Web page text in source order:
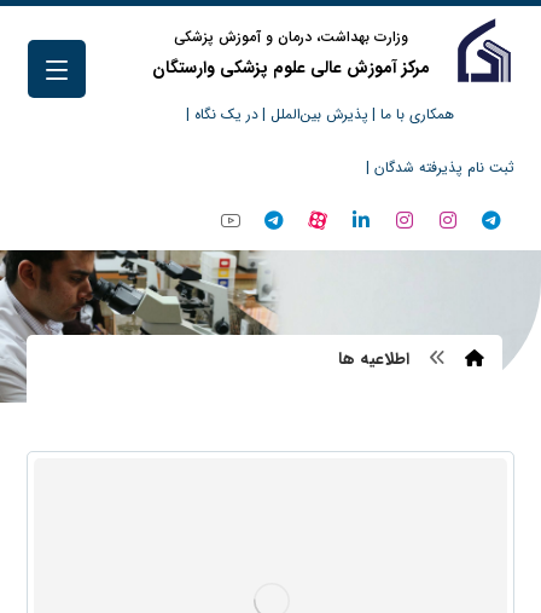
وزارت بهداشت، درمان و آموزش پزشکی
مرکز آموزش عالی علوم پزشکی وارستگان
همکاری با ما | پذیرش بین‌الملل |در یک نگاه |
ثبت نام پذیرفته شدگان |
اطلاعیه ها